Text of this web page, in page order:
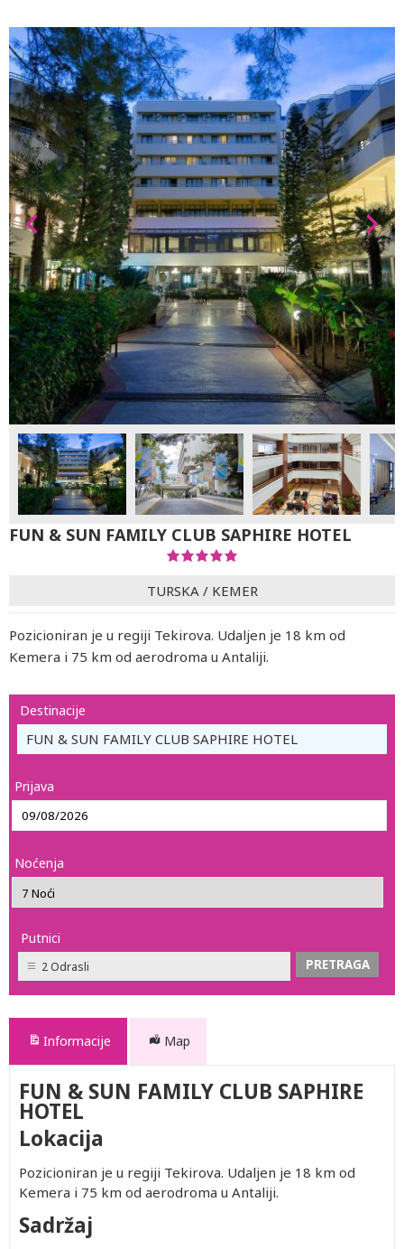
FUN & SUN FAMILY CLUB SAPHIRE HOTEL
TURSKA / KEMER
Pozicioniran je u regiji Tekirova. Udaljen je 18 km od
Kemera i 75 km od aerodroma u Antaliji.
Destinacije
FUN & SUN FAMILY CLUB SAPHIRE HOTEL
Prijava
Noćenja
Putnici
2 Odrasli
Informacije Map
FUN & SUN FAMILY CLUB SAPHIRE
HOTEL
Lokacija
Pozicioniran je u regiji Tekirova. Udaljen je 18 km od
Kemera i 75 km od aerodroma u Antaliji.
Sadržaj